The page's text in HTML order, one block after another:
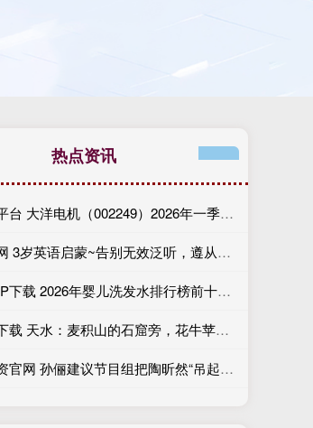
热点资讯
巨牛鑫配资平台 大洋电机（002249）2026年一季报简析：净利润同比增长5.11%，盈利能力上升
华林证券官网 3岁英语启蒙~告别无效泛听，遵从听说自然顺序
君盈配资APP下载 2026年婴儿洗发水排行榜前十强，这几款成分安全值得回购
金配资APP下载 天水：麦积山的石窟旁，花牛苹果甜混着石窟凉
散户股票配资官网 孙俪建议节目组把陶昕然“吊起来”？这波“甄嬛传”售后我给满分！